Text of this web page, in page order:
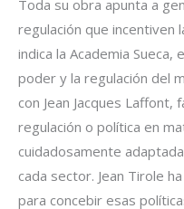
Toda su obra apunta a
regulación que incentiven
indica la Academia Sueca,
poder y la regulación del
con Jean Jacques Laffont,
regulación o política en
cuidadosamente
cada sector. Jean Tirole
para concebir esas